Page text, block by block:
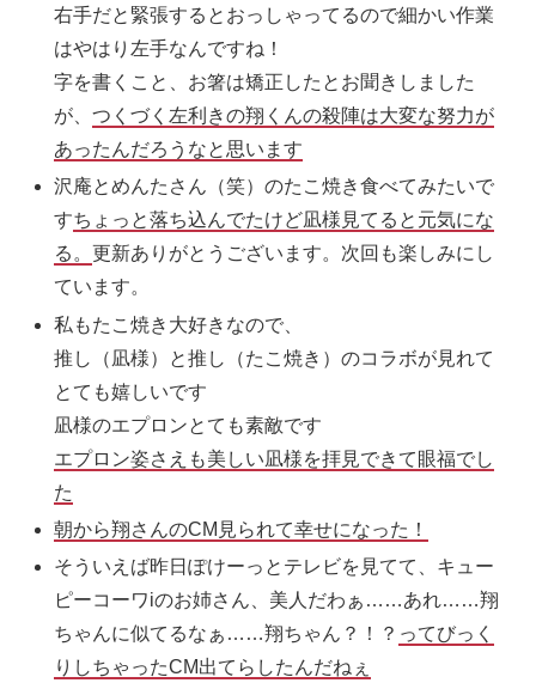
右手だと緊張するとおっしゃってるので細かい作業
はやはり左手なんですね！
字を書くこと、お箸は矯正したとお聞きしました
が、つくづく左利きの翔くんの殺陣は大変な努力が
あったんだろうなと思います️
沢庵とめんたさん（笑）のたこ焼き食べてみたいで
すちょっと落ち込んでたけど凪様見てると元気にな
る。
更新ありがとうございます。次回も楽しみにし
ています。
私もたこ焼き大好きなので、
推し（凪様）と推し（たこ焼き）のコラボが見れて
とても嬉しいです
凪様のエプロンとても素敵です
エプロン姿さえも美しい凪様を拝見できて眼福でし
た
朝から翔さんのCM見られて幸せになった！
そういえば昨日ぽけーっとテレビを見てて、キュー
ピーコーワiのお姉さん、美人だわぁ……あれ……翔
ちゃんに似てるなぁ……翔ちゃん？！？ ってびっく
りしちゃったCM出てらしたんだねぇ